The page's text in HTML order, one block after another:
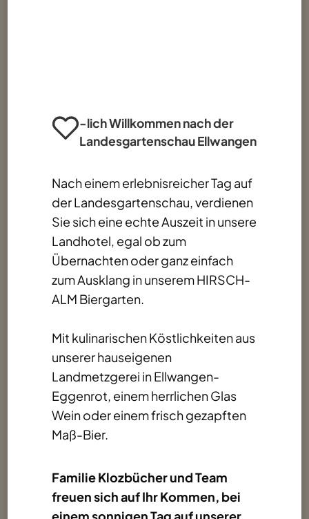
-lich Willkommen nach der
Landesgartenschau Ellwangen
Nach einem erlebnisreicher Tag auf
der Landesgartenschau, verdienen
Sie sich eine echte Auszeit in unsere
Landhotel, egal ob zum
Übernachten oder ganz einfach
zum Ausklang in unserem HIRSCH-
ALM Biergarten.
Mit kulinarischen Köstlichkeiten aus
unserer hauseigenen
Landmetzgerei in Ellwangen-
Eggenrot, einem herrlichen Glas
Wein oder einem frisch gezapften
Maß-Bier.
Familie Klozbücher und Team
freuen sich auf Ihr Kommen, bei